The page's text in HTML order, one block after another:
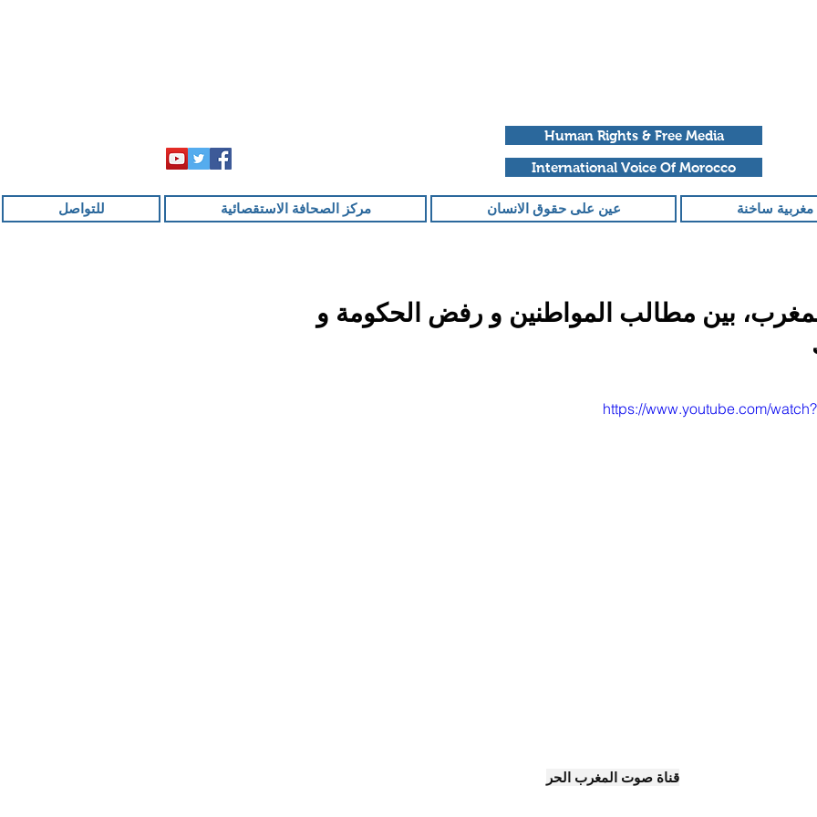
Human Rights & Free Media
International Voice Of Morocco
ساخنة عين على حقوق الانسان مركز الصحافة الاستقصائية للتواصل
بين مطالب المواطنين و رفض الحكومة و
من أصل 5 نجوم.
https://www.youtube.com/
قناة صوت المغرب الحر